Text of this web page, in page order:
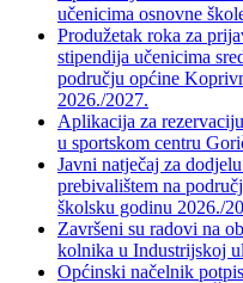
učenicima osnovne
Produžetak roka za
stipendija učenicima
području općine
2026./2027.
Aplikacija za
u sportskom centru
Javni natječaj za
prebivalištem na
školsku godinu 2026./
Završeni su radovi na
kolnika u Industrijskoj
Općinski načelnik